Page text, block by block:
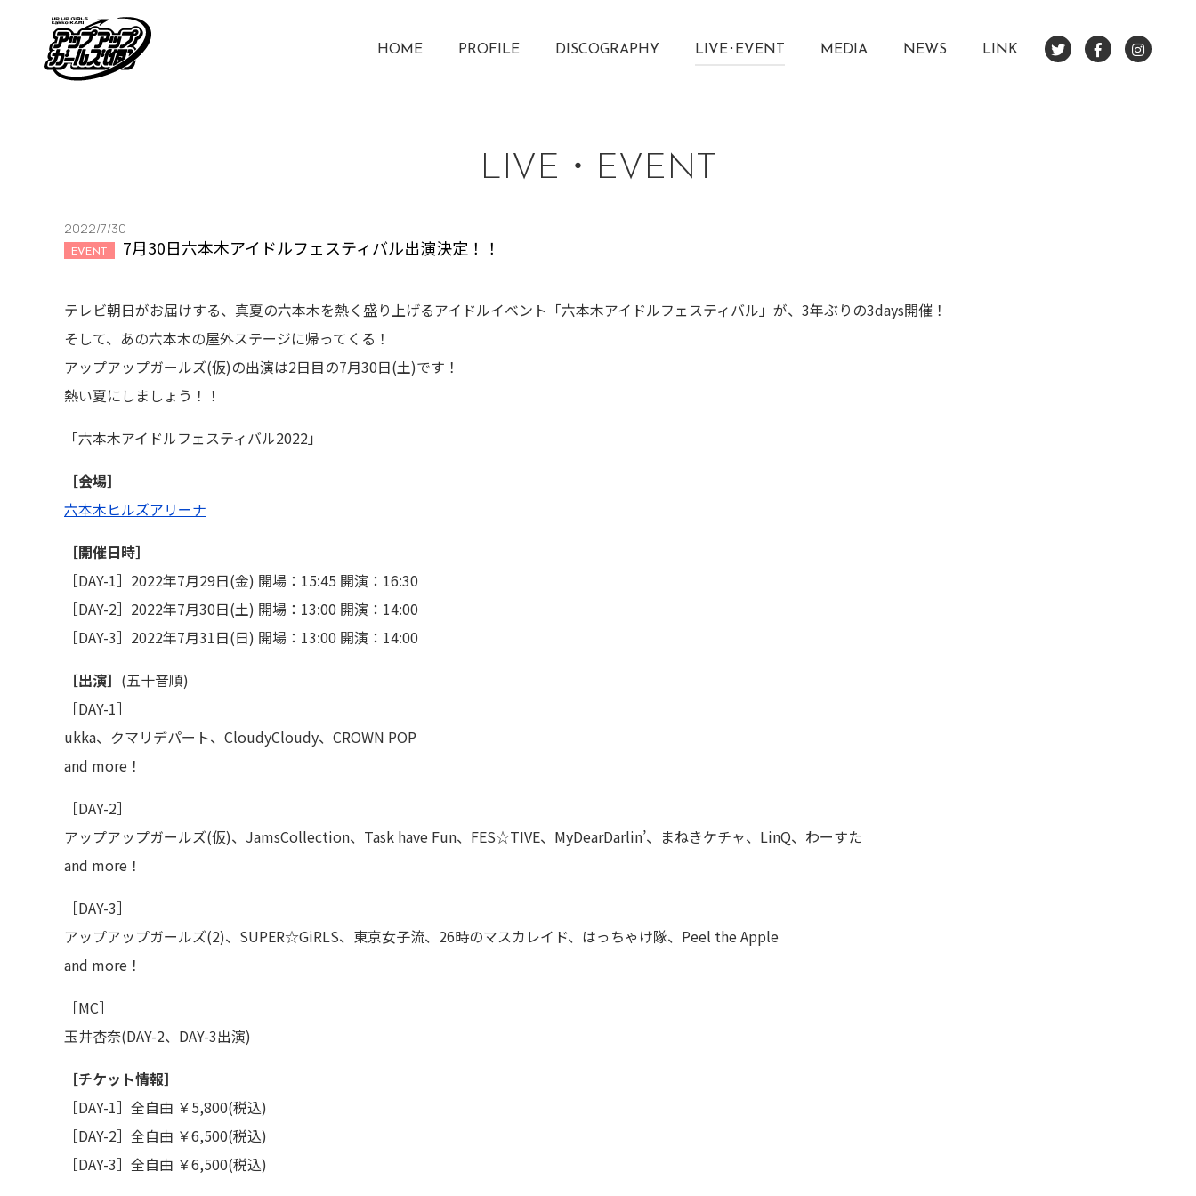
HOME PROFILE DISCOGRAPHY LIVE･EVENT MEDIA NEWS LINK
LIVE・EVENT
2022/7/30
EVENT 7月30日六本木アイドルフェスティバル出演決定！！
テレビ朝日がお届けする、真夏の六本木を熱く盛り上げるアイドルイベント「六本木アイドルフェスティバル」が、3年ぶりの3days開催！
そして、あの六本木の屋外ステージに帰ってくる！
アップアップガールズ(仮)の出演は2日目の7月30日(土)です！
熱い夏にしましょう！！
「六本木アイドルフェスティバル2022」
［会場］
六本木ヒルズアリーナ
［開催日時］
［DAY-1］2022年7月29日(金) 開場：15:45 開演：16:30
［DAY-2］2022年7月30日(土) 開場：13:00 開演：14:00
［DAY-3］2022年7月31日(日) 開場：13:00 開演：14:00
［出演］ (五十音順)
［DAY-1］
ukka、クマリデパート、CloudyCloudy、CROWN POP
and more！
［DAY-2］
アップアップガールズ(仮)、JamsCollection、Task have Fun、FES☆TIVE、MyDearDarlin’、まねきケチャ、LinQ、わーすた
and more！
［DAY-3］
アップアップガールズ(2)、SUPER☆GiRLS、東京女子流、26時のマスカレイド、はっちゃけ隊、Peel the Apple
and more！
［MC］
玉井杏奈(DAY-2、DAY-3出演)
［チケット情報］
［DAY-1］全自由 ￥5,800(税込)
［DAY-2］全自由 ￥6,500(税込)
［DAY-3］全自由 ￥6,500(税込)